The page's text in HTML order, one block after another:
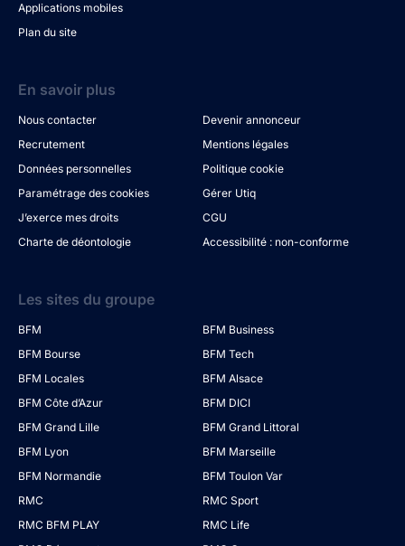
Applications mobiles
Plan du site
En savoir plus
Nous contacter
Devenir annonceur
Recrutement
Mentions légales
Données personnelles
Politique cookie
Paramétrage des cookies
Gérer Utiq
J’exerce mes droits
CGU
Charte de déontologie
Accessibilité : non-conforme
Les sites du groupe
BFM
BFM Business
BFM Bourse
BFM Tech
BFM Locales
BFM Alsace
BFM Côte d’Azur
BFM DICI
BFM Grand Lille
BFM Grand Littoral
BFM Lyon
BFM Marseille
BFM Normandie
BFM Toulon Var
RMC
RMC Sport
RMC BFM PLAY
RMC Life